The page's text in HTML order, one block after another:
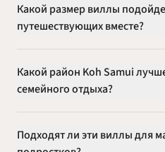
Какой размер виллы
путешествующих вместе?
Какой район Koh Samui
семейного отдыха?
Подходят ли эти виллы для